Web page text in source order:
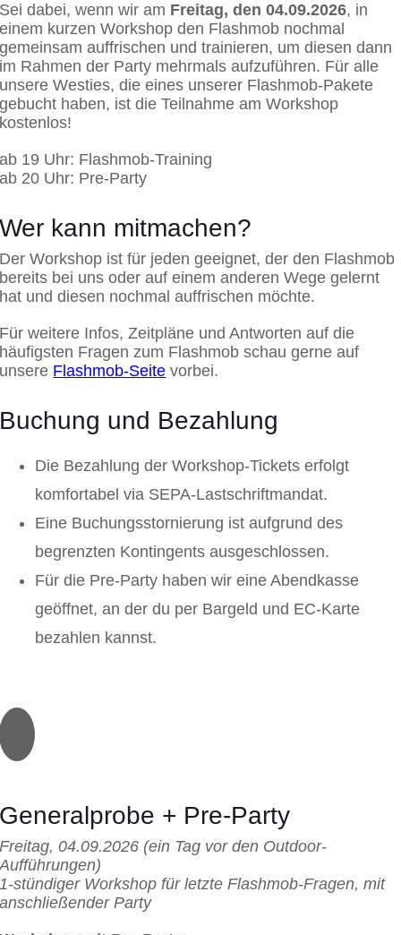
Sei dabei, wenn wir am Freitag, den 04.09.2026, in
einem kurzen Workshop den Flashmob nochmal
gemeinsam auffrischen und trainieren, um diesen dann
im Rahmen der Party mehrmals aufzuführen. Für alle
unsere Westies, die eines unserer Flashmob-Pakete
gebucht haben, ist die Teilnahme am Workshop
kostenlos!
ab 19 Uhr: Flashmob-Training
ab 20 Uhr: Pre-Party
Wer kann mitmachen?
Der Workshop ist für jeden geeignet, der den Flashmob
bereits bei uns oder auf einem anderen Wege gelernt
hat und diesen nochmal auffrischen möchte.
Für weitere Infos, Zeitpläne und Antworten auf die
häufigsten Fragen zum Flashmob schau gerne auf
unsere Flashmob-Seite vorbei.
Buchung und Bezahlung
Die Bezahlung der Workshop-Tickets erfolgt
komfortabel via SEPA-Lastschriftmandat.
Eine Buchungsstornierung ist aufgrund des
begrenzten Kontingents ausgeschlossen.
Für die Pre-Party haben wir eine Abendkasse
geöffnet, an der du per Bargeld und EC-Karte
bezahlen kannst.
Generalprobe + Pre-Party
Freitag, 04.09.2026 (ein Tag vor den Outdoor-
Aufführungen)
1-stündiger Workshop für letzte Flashmob-Fragen, mit
anschließender Party